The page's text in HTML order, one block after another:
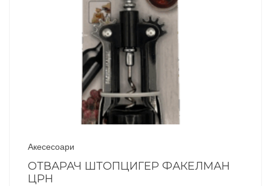
Акесесоари
ОТВАРАЧ ШТОПЦИГЕР ФАКЕЛМАН
ЦРН